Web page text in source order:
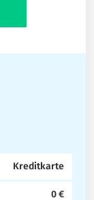
Kreditkarte
0 €